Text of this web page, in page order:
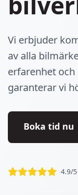
Vi erbjuder
av alla
erfarenhet
garanterar vi
Boka tid nu
4.9/